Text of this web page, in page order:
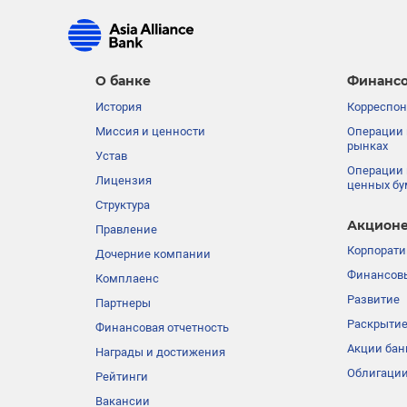
О банке
История
Миссия и ценности
Устав
Лицензия
Структура
Правление
Дочерние компании
Комплаенс
Партнеры
Финансовая отчетность
Награды и достижения
Рейтинги
Вакансии
Операции
рынках
Операции
ценных
Развитие
Акции